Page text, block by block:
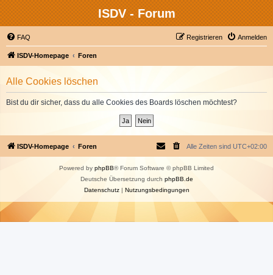
ISDV - Forum
FAQ Anmelden
Registrieren
ISDV-Homepage Foren
Alle Cookies löschen
Bist du dir sicher, dass du alle Cookies des Boards löschen möchtest?
ISDV-Homepage Foren Alle Zeiten sind UTC+02:00
Powered by phpBB® Forum Software © phpBB Limited
Deutsche Übersetzung durch phpBB.de
Datenschutz| Nutzungsbedingungen